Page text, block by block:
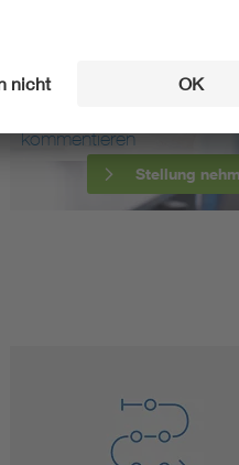
kommentieren
Stellung